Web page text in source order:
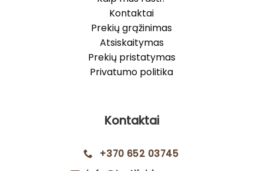
Kontaktai
Prekių grąžinimas
Atsiskaitymas
Prekių pristatymas
Privatumo politika
Kontaktai
+370 652 03745